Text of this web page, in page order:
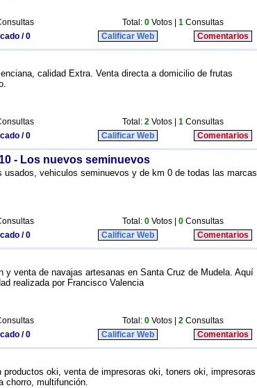
Total: 0 Votos | 1 Consultas
/ 0 Calificar Web Comentarios
calidad Extra. Venta directa a domicilio de frutas
Total: 2 Votos | 1 Consultas
/ 0 Calificar Web Comentarios
- Los nuevos seminuevos
usados, vehiculos seminuevos y de km 0 de todas las marcas
Total: 0 Votos | 0 Consultas
/ 0 Calificar Web Comentarios
y venta de navajas artesanas en Santa Cruz de Mudela. Aquí
realizada por Francisco Valencia
Total: 0 Votos | 2 Consultas
/ 0 Calificar Web Comentarios
productos oki, venta de impresoras oki, toners oki, impresoras
chorro, multifunción.